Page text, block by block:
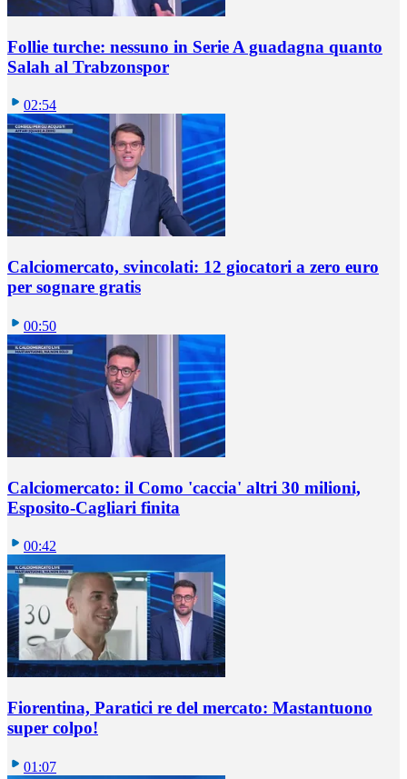
Follie turche: nessuno in Serie A guadagna quanto
Salah al Trabzonspor
02:54
Calciomercato, svincolati: 12 giocatori a zero euro
per sognare gratis
00:50
Calciomercato: il Como 'caccia' altri 30 milioni,
Esposito-Cagliari finita
00:42
Fiorentina, Paratici re del mercato: Mastantuono
super colpo!
01:07